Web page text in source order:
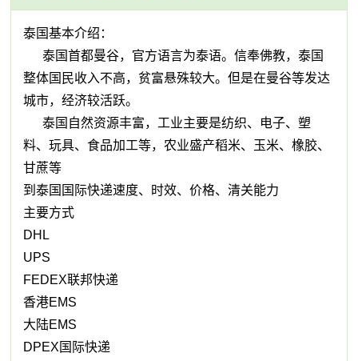
泰国基本介绍：
泰国首都曼谷，官方语言为泰语。信奉佛教，泰国
整体国民收入不高，贫富悬殊较大。但是在曼谷等发达
城市，经济较活跃。
泰国自然资源丰富，工业主要是纺织、电子、塑
料、玩具、食品加工等，农业盛产稻米、玉米、橡胶、
甘蔗等
到泰国国际快递速度、时效、价格、清关能力
主要方式
DHL
UPS
FEDEX联邦快递
香港EMS
大陆EMS
DPEX国际快递